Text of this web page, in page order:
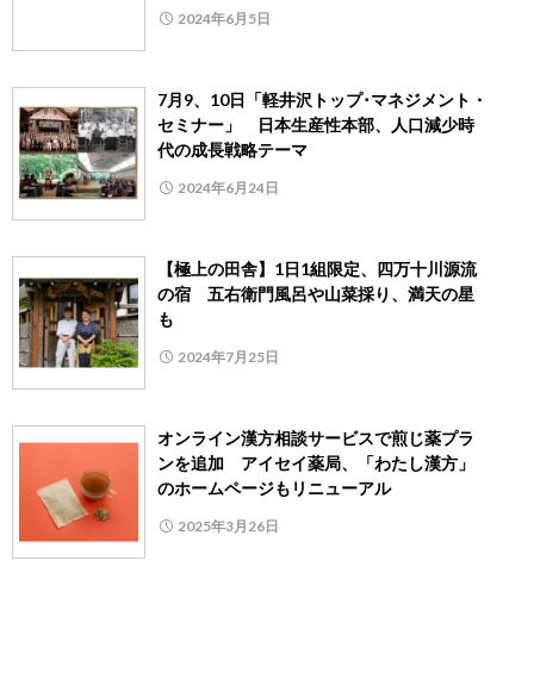
2024年6月5日
7月9、10日「軽井沢トップ･マネジメント・
セミナー」 日本生産性本部、人口減少時
代の成長戦略テーマ
2024年6月24日
【極上の田舎】1日1組限定、四万十川源流
の宿 五右衛門風呂や山菜採り、満天の星
も
2024年7月25日
オンライン漢方相談サービスで煎じ薬プラ
ンを追加 アイセイ薬局、「わたし漢方」
のホームページもリニューアル
2025年3月26日